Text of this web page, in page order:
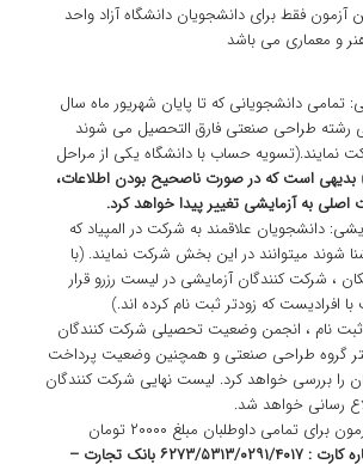
آزمون فقط برای دانشجویان دانشگاه آزاد واحد
و معماری می باشد
دانشجویانی که تا پایان شهریور ماه سال
رشته طراحی صنعتی فارق التحصیل می شوند
نمایند.(تسویه حساب با دانشگاه یکی از مراحل
بدیهی است که در صورت ناصحیح بودن اطلاعات،
اصلی به آزمایشی تغییر پیدا خواهد کرد.
دانشجویان علاقمند به شرکت در المپیاد که
شوند میتوانند در این بخش شرکت نمایند. (با
، شرکت کنندگان آزمایشی در لیست رزرو قرار
افرادیست که زودتر ثبت نام کرده اند.)
نام ، انجمن وضعیت تحصیلی شرکت کنندگان
گروه طراحی صنعتی و همچنین وضعیت پرداخت
را بررسی خواهد کرد. لیست نهایی شرکت کنندگان
– هزینه ثبت نام در آزمون برای تمامی داوطلبان مبلغ ۲۰۰۰۰ تومان
واریز به شماره کارت : ۶۲۷۳/۵۳۱۳/۰۲۹۱/۴۰۱۷ بانک تجارت –